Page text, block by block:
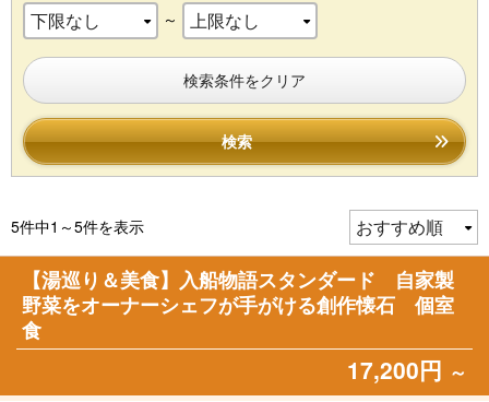
～
検索条件をクリア
検索
5件中1～5件を表示
【湯巡り＆美食】入船物語スタンダード 自家製
野菜をオーナーシェフが手がける創作懐石 個室
食
17,200円 ～